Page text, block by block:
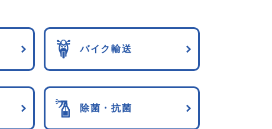
バイク輸送
除菌・抗菌